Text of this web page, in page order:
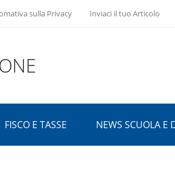
sulla Privacy Inviaci il tuo Articolo
FISCO E TASSE NEWS SCUOLA E